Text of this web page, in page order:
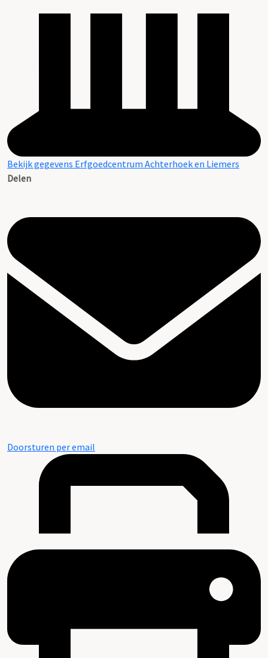
Bekijk gegevens Erfgoedcentrum Achterhoek en Liemers
Delen
Doorsturen per email